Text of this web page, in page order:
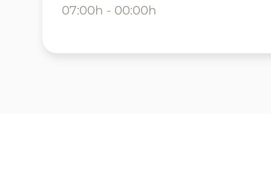
07:00h - 00:00h